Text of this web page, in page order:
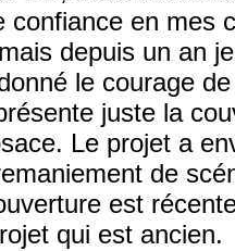
confiance en mes
depuis un an
le courage
juste la
Le projet a
de
est
qui est ancien.